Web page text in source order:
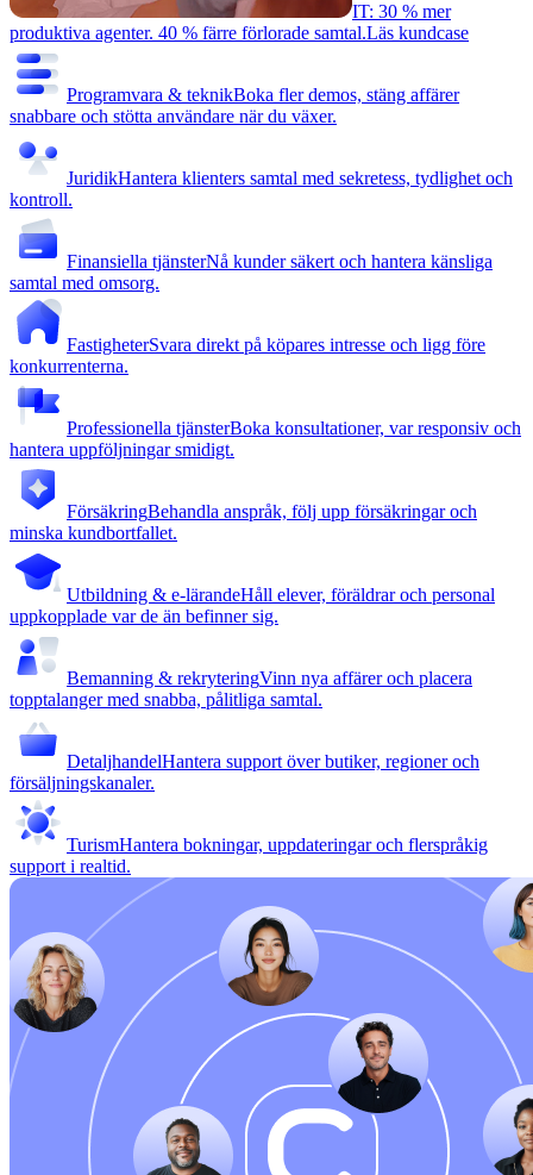
IT: 30 % mer
produktiva agenter. 40 % färre förlorade samtal.Läs kundcase
Programvara & teknikBoka fler demos, stäng affärer
snabbare och stötta användare när du växer.
JuridikHantera klienters samtal med sekretess, tydlighet och
kontroll.
Finansiella tjänsterNå kunder säkert och hantera känsliga
samtal med omsorg.
FastigheterSvara direkt på köpares intresse och ligg före
konkurrenterna.
Professionella tjänsterBoka konsultationer, var responsiv och
hantera uppföljningar smidigt.
FörsäkringBehandla anspråk, följ upp försäkringar och
minska kundbortfallet.
Utbildning & e-lärandeHåll elever, föräldrar och personal
uppkopplade var de än befinner sig.
Bemanning & rekryteringVinn nya affärer och placera
topptalanger med snabba, pålitliga samtal.
DetaljhandelHantera support över butiker, regioner och
försäljningskanaler.
TurismHantera bokningar, uppdateringar och flerspråkig
support i realtid.